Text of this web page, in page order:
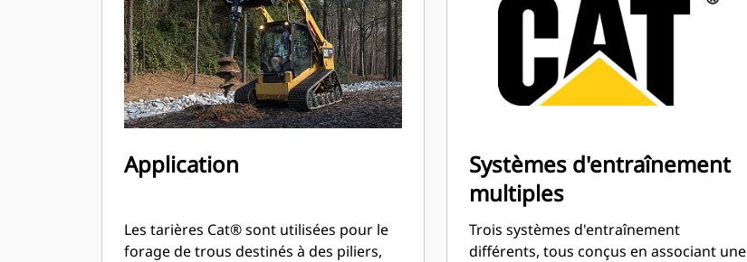
Application
Les tarières Cat® sont utilisées pour le
forage de trous destinés à des piliers,
Systèmes d'entraînement
multiples
Trois systèmes d'entraînement
différents, tous conçus en associant une